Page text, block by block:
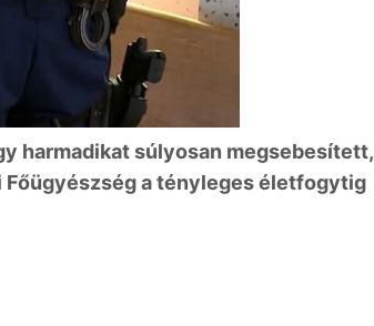
harmadikat súlyosan megsebesített,
a tényleges életfogytig